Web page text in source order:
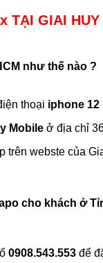
TẠI GIAI
như thế nào ?
thoại iphone
Mobile ở địa chỉ
trên webste của
cho khách ở
0908.543.553 để